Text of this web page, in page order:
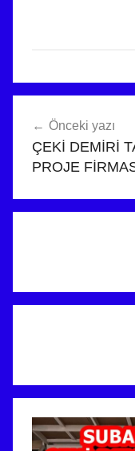
gezinmesi
Önceki yazı
ÇEKİ DEMİRİ
PROJE